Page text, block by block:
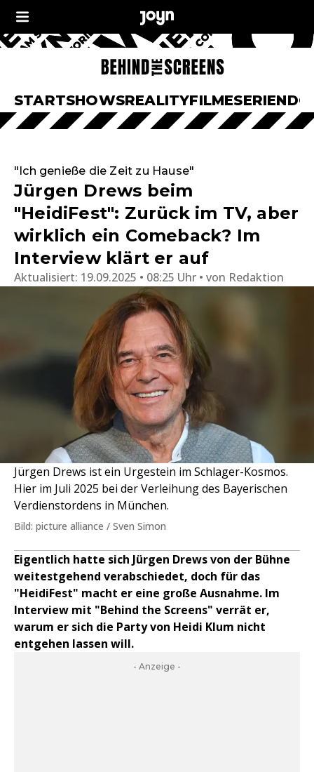
STARTSHOWSREALITYFILMESERIEN
"Ich genieße die Zeit zu Hause"
Jürgen Drews beim
"HeidiFest": Zurück im TV, aber
wirklich ein Comeback? Im
Interview klärt er auf
Aktualisiert: 19.09.2025 • 08:25 Uhr von Redaktion
Jürgen Drews ist ein Urgestein im Schlager-Kosmos.
Hier im Juli 2025 bei der Verleihung des Bayerischen
Verdienstordens in München.
Bild: picture alliance / Sven Simon
Eigentlich hatte sich Jürgen Drews von der Bühne
weitestgehend verabschiedet, doch für das
"HeidiFest" macht er eine große Ausnahme. Im
Interview mit "Behind the Screens" verrät er,
warum er sich die Party von Heidi Klum nicht
entgehen lassen will.
- Anzeige -